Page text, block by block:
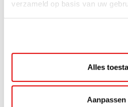
verzameld op basis van uw
Alles
Aanpassen
ViaAVIA Super Deal:
ViaLuxury Hotels